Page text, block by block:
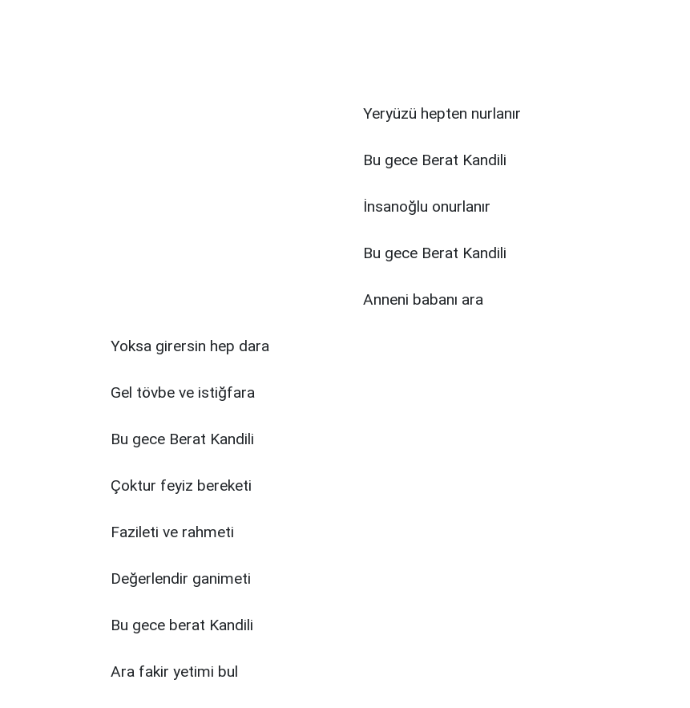
Yeryüzü hepten nurlanır
Bu gece Berat Kandili
İnsanoğlu onurlanır
Bu gece Berat Kandili
Anneni babanı ara
Yoksa girersin hep dara
Gel tövbe ve istiğfara
Bu gece Berat Kandili
Çoktur feyiz bereketi
Fazileti ve rahmeti
Değerlendir ganimeti
Bu gece berat Kandili
Ara fakir yetimi bul